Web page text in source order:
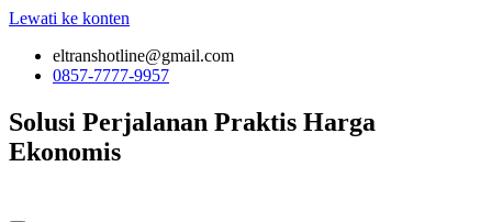
Lewati ke konten
eltranshotline@gmail.com
0857-7777-9957
Solusi Perjalanan Praktis Harga
Ekonomis